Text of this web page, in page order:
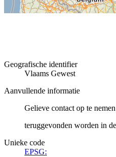
Geografische identifier
Vlaams Gewest
Aanvullende informatie
Gelieve contact op te
teruggevonden worden in
Unieke code
EPSG: